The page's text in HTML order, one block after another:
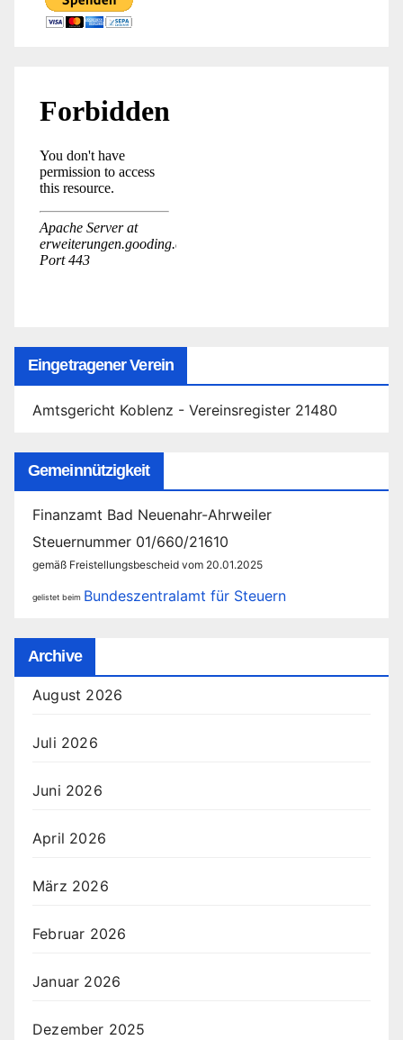
Eingetragener Verein
Amtsgericht Koblenz - Vereinsregister 21480
Gemeinnützigkeit
Finanzamt Bad Neuenahr-Ahrweiler
Steuernummer 01/660/21610
gemäß Freistellungsbescheid vom 20.01.2025
gelistet beim Bundeszentralamt für Steuern
Archive
August 2026
Juli 2026
Juni 2026
April 2026
März 2026
Februar 2026
Januar 2026
Dezember 2025